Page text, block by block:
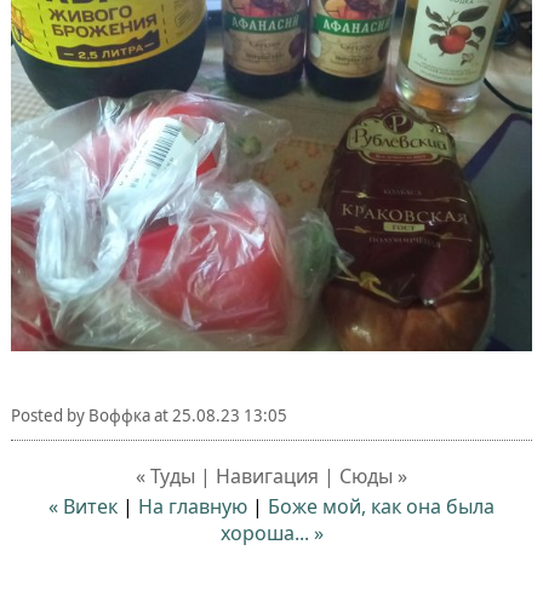
Posted by Воффкаat25.08.23 13:05
« Туды | Навигация | Сюды »
« Витек | На главную | Боже мой, как она была
хороша... »